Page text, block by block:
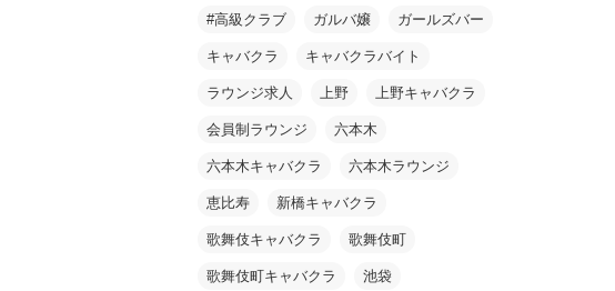
#高級クラブ ガルバ嬢 ガールズバー
キャバクラ キャバクラバイト
ラウンジ求人 上野 上野キャバクラ
会員制ラウンジ 六本木
六本木キャバクラ 六本木ラウンジ
恵比寿 新橋キャバクラ
歌舞伎キャバクラ 歌舞伎町
歌舞伎町キャバクラ 池袋